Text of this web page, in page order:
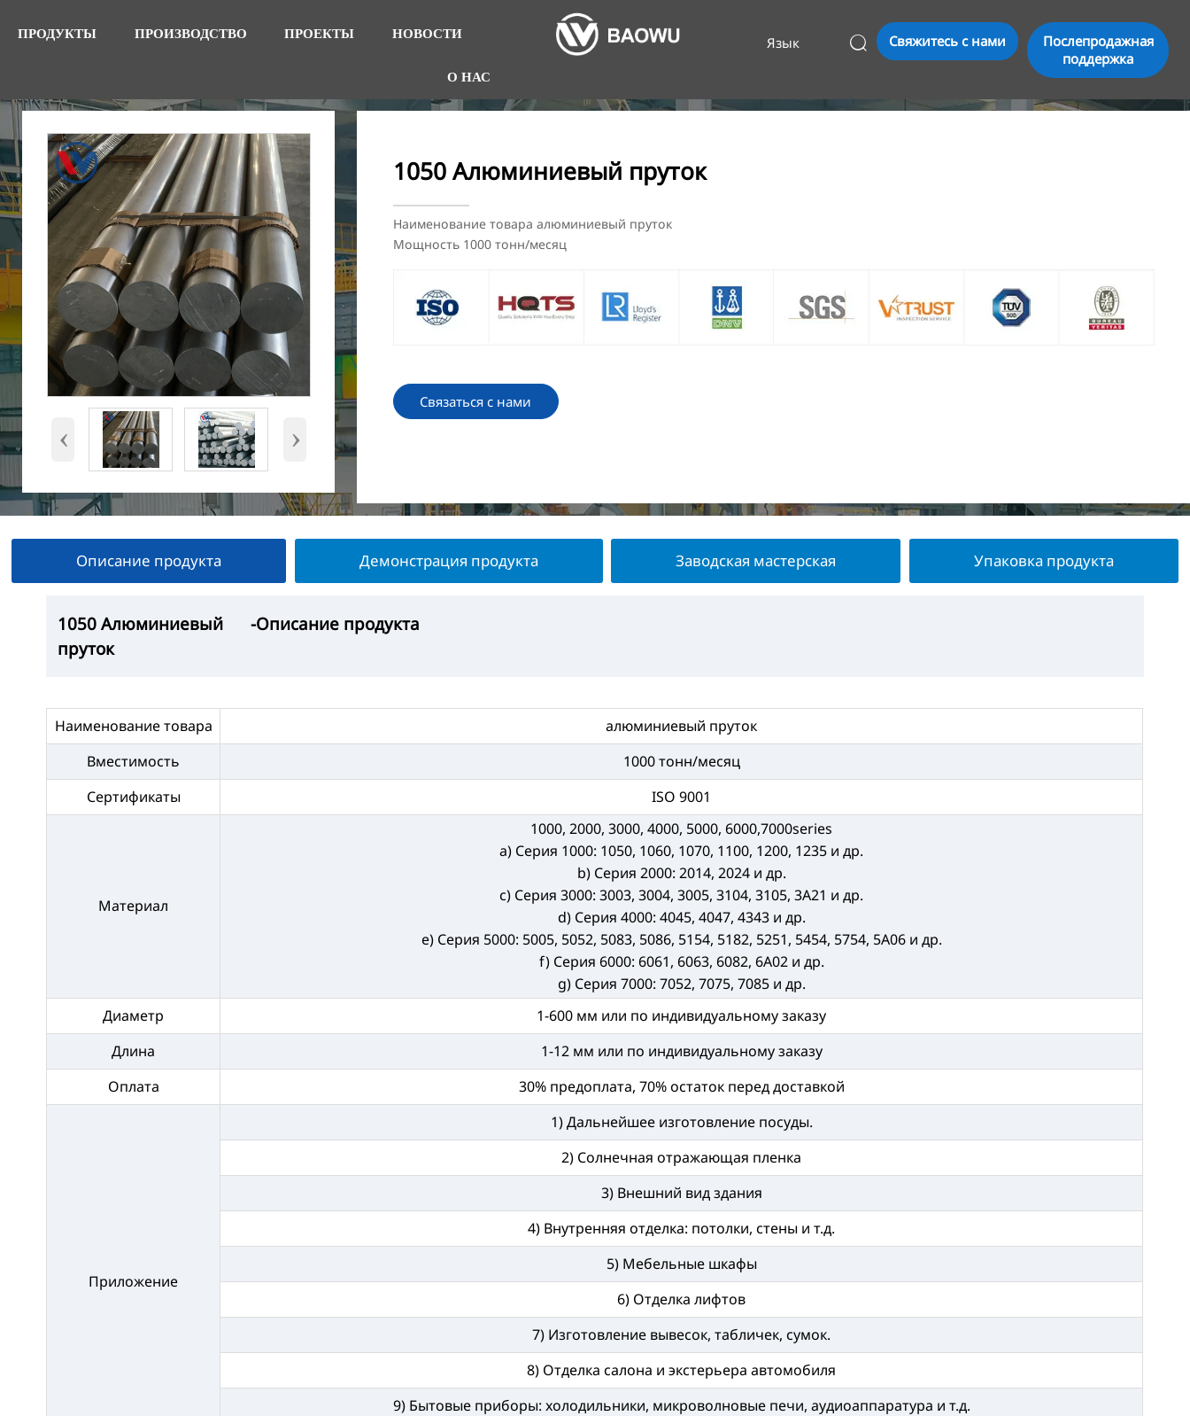
ПРОДУКТЫ ПРОИЗВОДСТВО ПРОЕКТЫ НОВОСТИ
О НАС
Язык  Свяжитесь с нами
Послепродажная
поддержка
‹ ›
1050 Алюминиевый пруток
Наименование товара алюминиевый пруток
Мощность 1000 тонн/месяц
Связаться с нами
Описание продукта Демонстрация продукта Заводская мастерская Упаковка продукта
1050 Алюминиевый
пруток
-Описание продукта
Наименование товара
алюминиевый пруток
Вместимость
1000 тонн/месяц
Сертификаты
ISO 9001
Материал
1000, 2000, 3000, 4000, 5000, 6000,7000series
a) Серия 1000: 1050, 1060, 1070, 1100, 1200, 1235 и др.
b) Серия 2000: 2014, 2024 и др.
c) Серия 3000: 3003, 3004, 3005, 3104, 3105, 3A21 и др.
d) Серия 4000: 4045, 4047, 4343 и др.
e) Серия 5000: 5005, 5052, 5083, 5086, 5154, 5182, 5251, 5454, 5754, 5A06 и др.
f) Серия 6000: 6061, 6063, 6082, 6A02 и др.
g) Серия 7000: 7052, 7075, 7085 и др.
Диаметр
1-600 мм или по индивидуальному заказу
Длина
1-12 мм или по индивидуальному заказу
Оплата
30% предоплата, 70% остаток перед доставкой
Приложение
1) Дальнейшее изготовление посуды.
2) Солнечная отражающая пленка
3) Внешний вид здания
4) Внутренняя отделка: потолки, стены и т.д.
5) Мебельные шкафы
6) Отделка лифтов
7) Изготовление вывесок, табличек, сумок.
8) Отделка салона и экстерьера автомобиля
9) Бытовые приборы: холодильники, микроволновые печи, аудиоаппаратура и т.д.
1050 Алюминиевый
пруток
—Выставка продукта
1050 Алюминиевый
пруток
— Заводская мастерская
1050 Алюминиевый
пруток
-Упаковка продукта